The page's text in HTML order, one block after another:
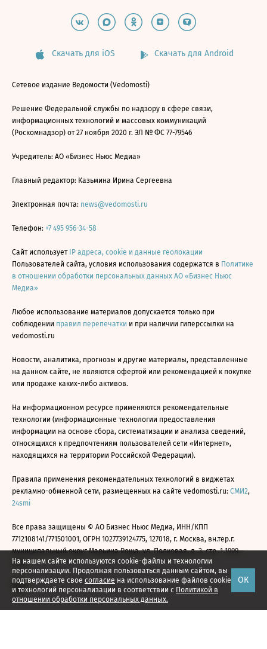
На нашем сайте используются cookie-файлы и технологии
персонализации. Продолжая пользоваться данным сайтом, вы
подтверждаете свое согласие на использование файлов cookie
и технологий персонализации в соответствии с Политикой в
отношении обработки персональных данных.
ОК
Скачать для iOS Скачать для Android
Сетевое издание Ведомости (Vedomosti)
Решение Федеральной службы по надзору в сфере связи,
информационных технологий и массовых коммуникаций
(Роскомнадзор) от 27 ноября 2020 г. ЭЛ № ФС 77-79546
Учредитель: АО «Бизнес Ньюс Медиа»
Главный редактор: Казьмина Ирина Сергеевна
Электронная почта: news@vedomosti.ru
Телефон: +7 495 956-34-58
Сайт использует IP адреса, cookie и данные геолокации
Пользователей сайта, условия использования содержатся в Политике
в отношении обработки персональных данных АО «Бизнес Ньюс
Медиа»
Любое использование материалов допускается только при
соблюдении правил перепечатки и при наличии гиперссылки на
vedomosti.ru
Новости, аналитика, прогнозы и другие материалы, представленные
на данном сайте, не являются офертой или рекомендацией к покупке
или продаже каких-либо активов.
На информационном ресурсе применяются рекомендательные
технологии (информационные технологии предоставления
информации на основе сбора, систематизации и анализа сведений,
относящихся к предпочтениям пользователей сети «Интернет»,
находящихся на территории Российской Федерации).
Правила применения рекомендательных технологий в виджетах
рекламно-обменной сети, размещенных на сайте vedomosti.ru: СМИ2,
24smi
Все права защищены © АО Бизнес Ньюс Медиа, ИНН/КПП
7712108141/771501001, ОГРН 1027739124775, 127018, г. Москва, вн.тер.г.
муниципальный округ Марьина Роща, ул. Полковая, д. 3, стр. 1 1999—
2026